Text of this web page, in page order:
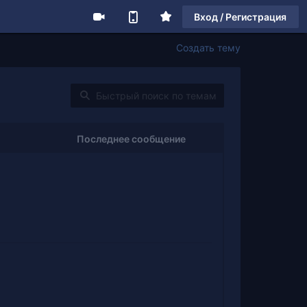
Вход / Регистрация
Создать тему
Последнее сообщение